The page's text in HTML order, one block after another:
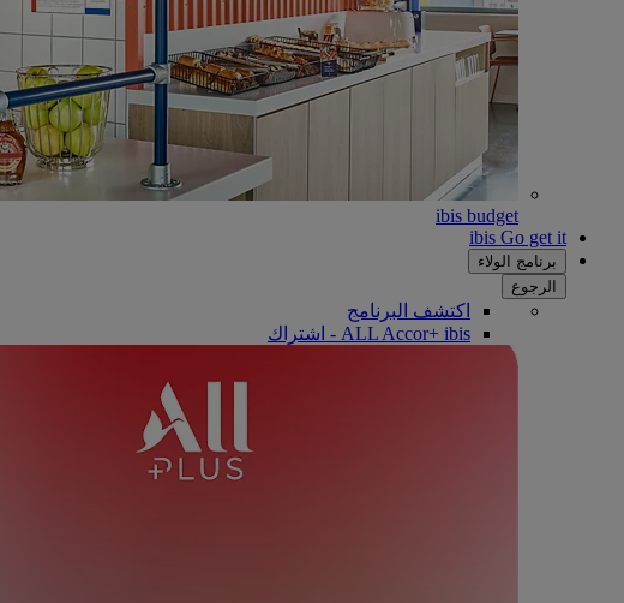
ibis budget
ibis Go get it
برنامج الولاء
الرجوع
اكتشف البرنامج
ALL Accor+ ibis - اشتراك